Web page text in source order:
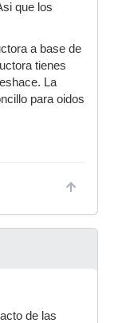
que los
a base de
tienes
La
para oidos
de las